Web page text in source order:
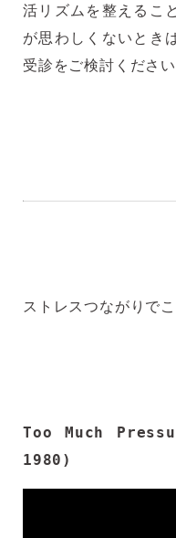
活リズムを整えるこ
が思わしくないとき
受診をご検討ください
ストレスつながりで
Too Much
1980)